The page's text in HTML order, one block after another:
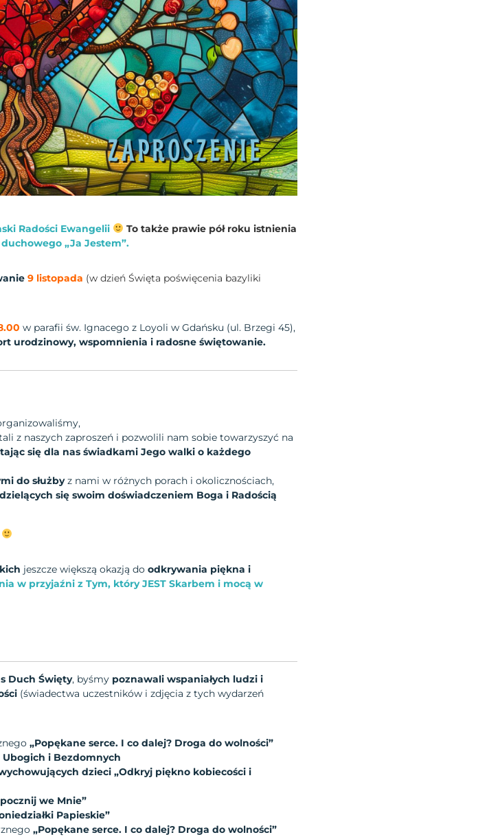
Radości Ewangelii
To także prawie pół roku istnienia
„Ja Jestem”.
9 listopada (w dzień Święta poświęcenia bazyliki
w parafii św. Ignacego z Loyoli w Gdańsku (ul. Brzegi 45),
urodzinowy, wspomnienia i radosne świętowanie.
z naszych zaproszeń i pozwolili nam sobie towarzyszyć na
się dla nas świadkami Jego walki o każdego
do służbyz nami w różnych porach i okolicznościach,
dzielących się swoim doświadczeniem Boga i Radością
jeszcze większą okazją do odkrywania piękna i
w przyjaźni z Tym, który JEST Skarbem i mocą w
Duch Święty, byśmy poznawali wspaniałych ludzi i
(świadectwa uczestników i zdjęcia z tych wydarzeń
„Popękane serce. I co dalej? Droga do wolności”
Ubogich i Bezdomnych
dzieci „Odkryj piękno kobiecości i
we Mnie”
Papieskie”
„Popękane serce. I co dalej? Droga do wolności”